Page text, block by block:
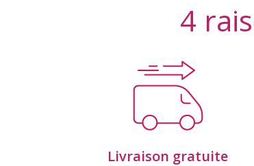
4
Livraison gratuite